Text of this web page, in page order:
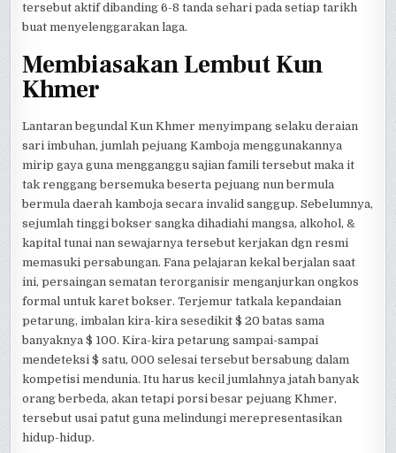
tersebut aktif dibanding 6-8 tanda sehari pada setiap tarikh
buat menyelenggarakan laga.
Membiasakan Lembut Kun
Khmer
Lantaran begundal Kun Khmer menyimpang selaku deraian
sari imbuhan, jumlah pejuang Kamboja menggunakannya
mirip gaya guna mengganggu sajian famili tersebut maka it
tak renggang bersemuka beserta pejuang nun bermula
bermula daerah kamboja secara invalid sanggup. Sebelumnya,
sejumlah tinggi bokser sangka dihadiahi mangsa, alkohol, &
kapital tunai nan sewajarnya tersebut kerjakan dgn resmi
memasuki persabungan. Fana pelajaran kekal berjalan saat
ini, persaingan sematan terorganisir menganjurkan ongkos
formal untuk karet bokser. Terjemur tatkala kepandaian
petarung, imbalan kira-kira sesedikit $ 20 batas sama
banyaknya $ 100. Kira-kira petarung sampai-sampai
mendeteksi $ satu, 000 selesai tersebut bersabung dalam
kompetisi mendunia. Itu harus kecil jumlahnya jatah banyak
orang berbeda, akan tetapi porsi besar pejuang Khmer,
tersebut usai patut guna melindungi merepresentasikan
hidup-hidup.